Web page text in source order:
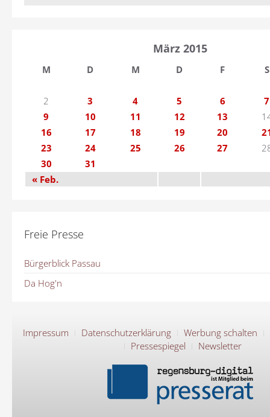
März 2015
M D M D F S
2 3 4 5 6
7
9
10 11 12 13
16
17 18 19 20
23
24 25 26 27
30
31
« Feb.
Freie Presse
Bürgerblick Passau
Da Hog'n
Impressum Datenschutzerklärung
Werbung schalten
Pressespiegel
Newsletter